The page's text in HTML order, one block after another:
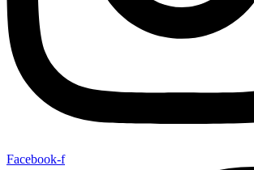
Facebook-f